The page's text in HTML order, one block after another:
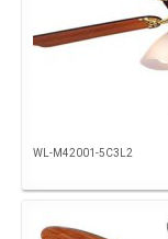
WL-M42001-5C3L2